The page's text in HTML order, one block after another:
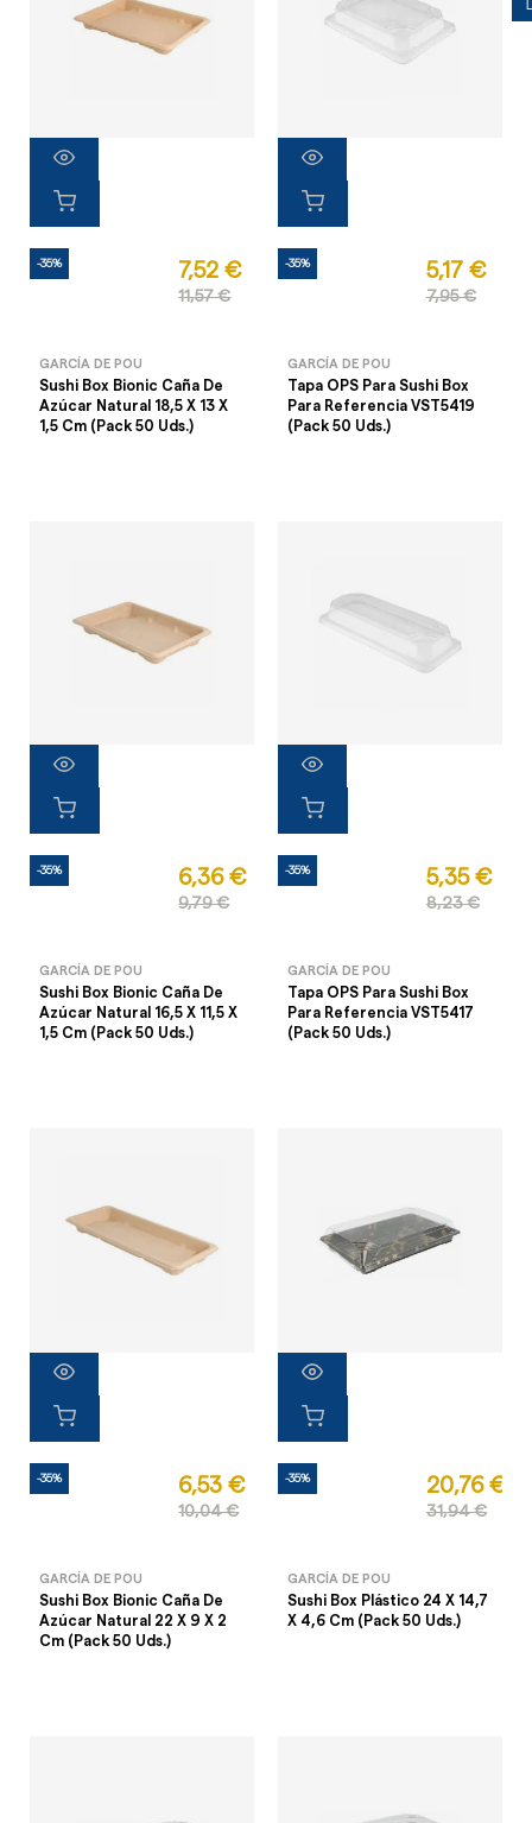
-35% 7,52 €
11,57 €
GARCÍA DE POU
Sushi Box Bionic Caña De
Azúcar Natural 18,5 X 13 X
1,5 Cm (Pack 50 Uds.)
-35% 5,17 €
7,95 €
GARCÍA DE POU
Tapa OPS Para Sushi Box
Para Referencia VST5419
(Pack 50 Uds.)
-35% 6,36 €
9,79 €
GARCÍA DE POU
Sushi Box Bionic Caña De
Azúcar Natural 16,5 X 11,5 X
1,5 Cm (Pack 50 Uds.)
-35% 5,35 €
8,23 €
GARCÍA DE POU
Tapa OPS Para Sushi Box
Para Referencia VST5417
(Pack 50 Uds.)
-35% 6,53 €
10,04 €
GARCÍA DE POU
Sushi Box Bionic Caña De
Azúcar Natural 22 X 9 X 2
Cm (Pack 50 Uds.)
-35% 20,76 €
31,94 €
GARCÍA DE POU
Sushi Box Plástico 24 X 14,7
X 4,6 Cm (Pack 50 Uds.)